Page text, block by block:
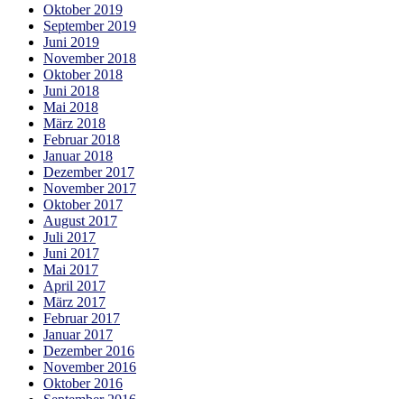
Oktober 2019
September 2019
Juni 2019
November 2018
Oktober 2018
Juni 2018
Mai 2018
März 2018
Februar 2018
Januar 2018
Dezember 2017
November 2017
Oktober 2017
August 2017
Juli 2017
Juni 2017
Mai 2017
April 2017
März 2017
Februar 2017
Januar 2017
Dezember 2016
November 2016
Oktober 2016